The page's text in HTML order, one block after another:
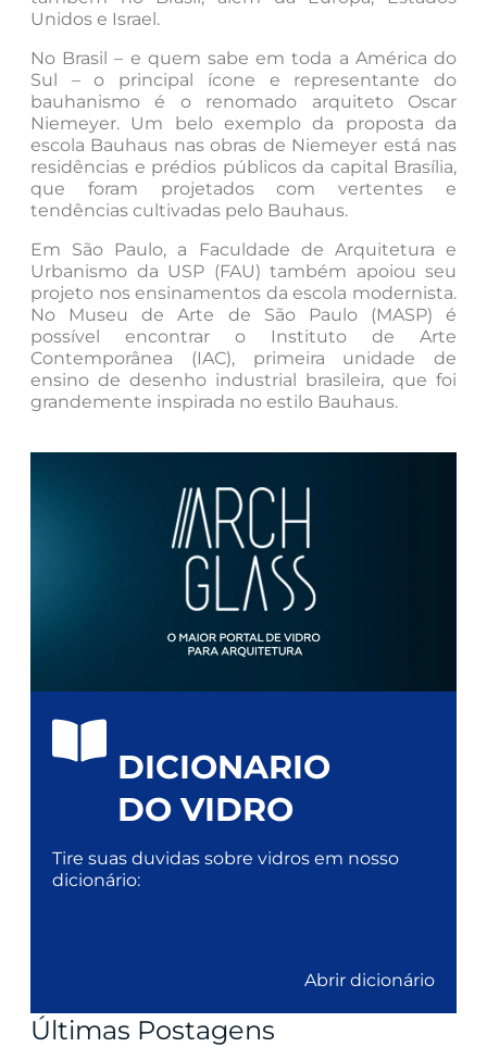
Unidos e Israel.
No Brasil – e quem sabe em toda a América do
Sul – o principal ícone e representante do
bauhanismo é o renomado arquiteto Oscar
Niemeyer. Um belo exemplo da proposta da
escola Bauhaus nas obras de Niemeyer está nas
residências e prédios públicos da capital Brasília,
que foram projetados com vertentes e
tendências cultivadas pelo Bauhaus.
Em São Paulo, a Faculdade de Arquitetura e
Urbanismo da USP (FAU) também apoiou seu
projeto nos ensinamentos da escola modernista.
No Museu de Arte de São Paulo (MASP) é
possível encontrar o Instituto de Arte
Contemporânea (IAC), primeira unidade de
ensino de desenho industrial brasileira, que foi
grandemente inspirada no estilo Bauhaus.
DICIONARIO
DO VIDRO
Tire suas duvidas sobre vidros em nosso
dicionário:
Abrir dicionário
Últimas Postagens